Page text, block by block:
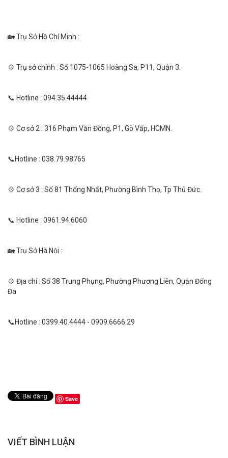
🏡 Trụ Sở Hồ Chí Minh :
💠 Trụ sở chính : Số 1075-1065 Hoàng Sa, P11, Quận 3.
📞 Hotline : 094.35.44444
💠 Cơ sở 2 : 316 Phạm Văn Đồng, P1, Gò Vấp, HCMN.
📞Hotline : 038.79.98765
💠 Cơ sở 3 : Số 81 Thống Nhất, Phường Bình Thọ, Tp Thủ Đức.
📞 Hotline : 0961.94.6060
🏡 Trụ Sở Hà Nội :
💠 Địa chỉ : Số 38 Trung Phụng, Phường Phương Liên, Quận Đống
Đa
📞Hotline : 0399.40.4444 - 0909.6666.29
Save
VIẾT BÌNH LUẬN